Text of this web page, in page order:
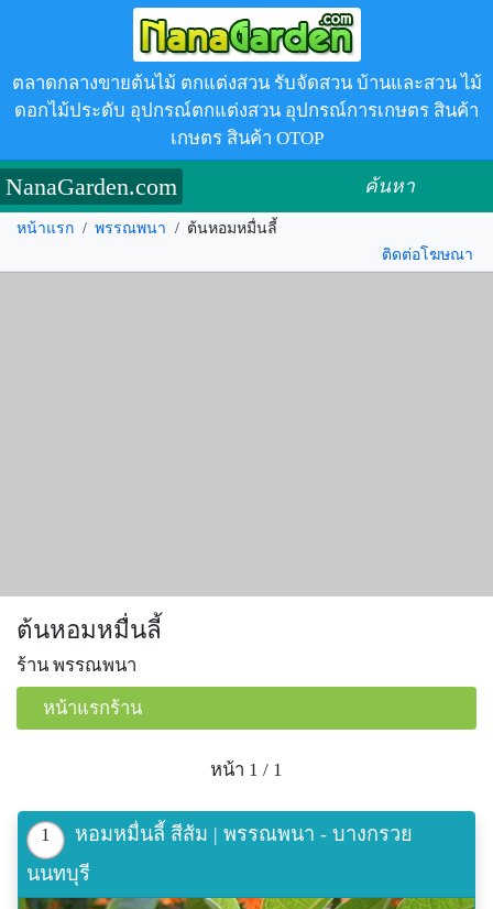
ตลาดกลางขายต้นไม้ ตกแต่งสวน รับจัดสวน บ้านและสวน ไม้
ดอกไม้ประดับ อุปกรณ์ตกแต่งสวน อุปกรณ์การเกษตร สินค้า
เกษตร สินค้า OTOP
NanaGarden.com ค้นหา
หน้าแรก / พรรณพนา / ต้นหอมหมื่นลี้
ติดต่อโฆษณา
ต้นหอมหมื่นลี้
ร้าน พรรณพนา
หน้าแรกร้าน
หน้า 1 / 1
1
หอมหมื่นลี้ สีส้ม | พรรณพนา - บางกรวย
นนทบุรี